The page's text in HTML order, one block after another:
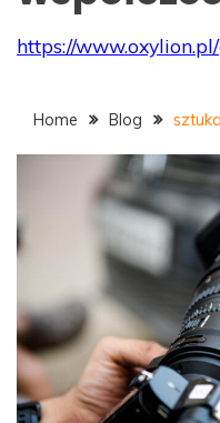
https://www.oxylion.pl/
Home Blog